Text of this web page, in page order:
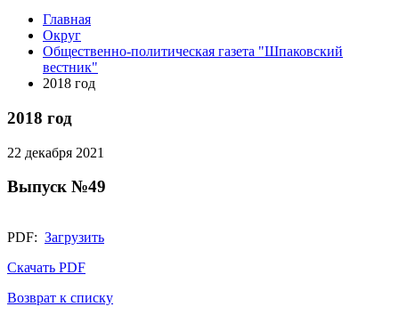
Главная
Округ
Общественно-политическая газета "Шпаковский
вестник"
2018 год
2018 год
22 декабря 2021
Выпуск №49
PDF: Загрузить
Скачать PDF
Возврат к списку